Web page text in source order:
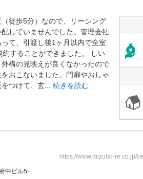
徒歩5分）なので、リーシング
していませんでした。管理会社
て、引渡し後1ヶ月以内で全室
約することができました。 しい
構の見映えが良くなかったので
おこないました。門扉やおしゃ
つけて、玄... 続きを読む
中ビル5F
https://www.mizuho-re.co.jp/